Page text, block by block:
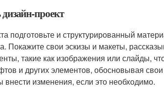
проект
подготовьте и структурированный
Покажите свои эскизы и макеты,
такие как изображения или слайды,
и других элементов, обосновывая
внести изменения, если это необходимо.